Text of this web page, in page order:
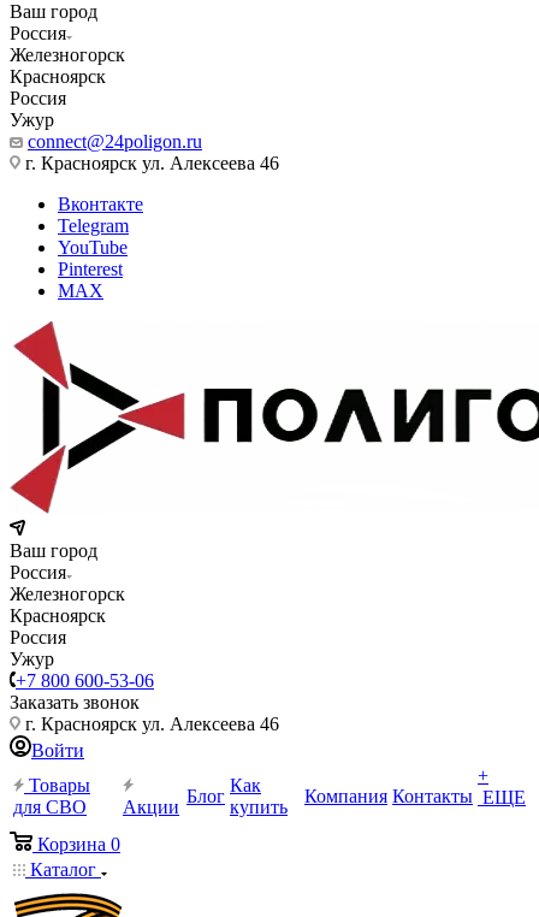
Ваш город
Россия
Железногорск
Красноярск
Россия
Ужур
connect@24poligon.ru
г. Красноярск ул. Алексеева 46
Вконтакте
Telegram
YouTube
Pinterest
MAX
Ваш город
Россия
Железногорск
Красноярск
Россия
Ужур
+7 800 600-53-06
Заказать звонок
г. Красноярск ул. Алексеева 46
Войти
Товары
для СВО
Акции
Блог
Как
купить
Компания Контакты
+
ЕЩЕ
Корзина 0
Каталог